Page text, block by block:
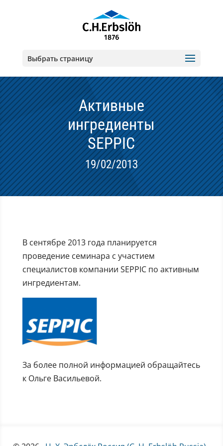
Выбрать страницу
Активные
ингредиенты
SEPPIC
19/02/2013
В сентябре 2013 года планируется
проведение семинара с участием
специалистов компании SEPPIC по активным
ингредиентам.
За более полной информацией обращайтесь
к Ольге Васильевой.